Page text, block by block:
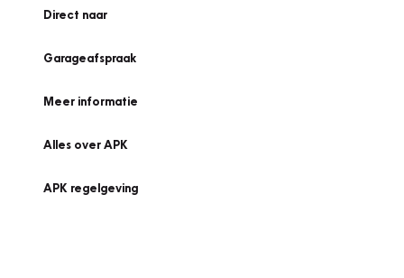
Direct naar
Garageafspraak
Meer informatie
Alles over APK
APK regelgeving